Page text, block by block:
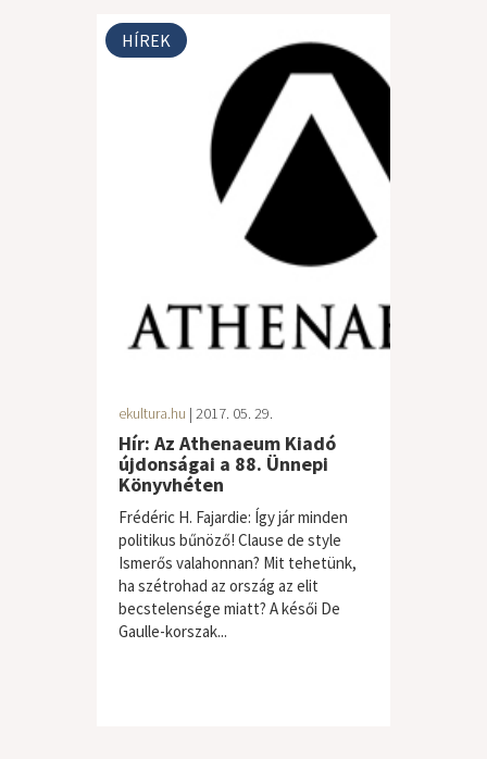
HÍREK
ekultura.hu | 2017. 05. 29.
Hír: Az Athenaeum Kiadó
újdonságai a 88. Ünnepi
Könyvhéten
Frédéric H. Fajardie: Így jár minden
politikus bűnöző! Clause de style
Ismerős valahonnan? Mit tehetünk,
ha szétrohad az ország az elit
becstelensége miatt? A késői De
Gaulle-korszak...